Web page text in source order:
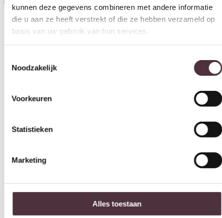
kunnen deze gegevens combineren met andere informatie
die u aan ze heeft verstrekt of die ze hebben verzameld op
basis van uw gebruik van hun services.
Noodzakelijk
Voorkeuren
Statistieken
Marketing
Alles toestaan